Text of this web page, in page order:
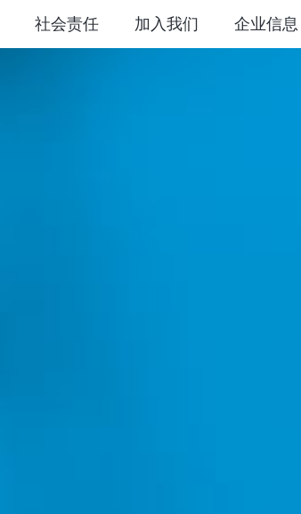
社会责任 加入我们 企业信息